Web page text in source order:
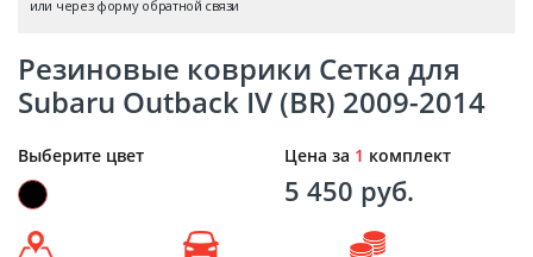
или через форму обратной связи
Резиновые коврики Сетка для
Subaru Outback IV (BR) 2009-2014
Выберите цвет Цена за 1 комплект
5 450 руб.